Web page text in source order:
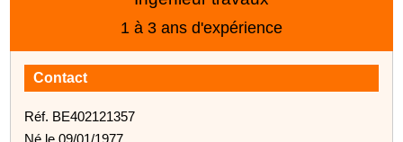
1 à 3 ans d'expérience
Contact
Réf. BE402121357
Né le 09/01/1977